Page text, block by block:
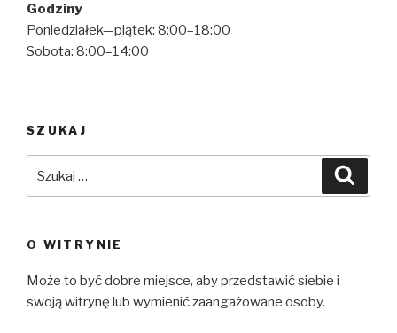
Godziny
Poniedziałek—piątek: 8:00–18:00
Sobota: 8:00–14:00
SZUKAJ
O WITRYNIE
Może to być dobre miejsce, aby przedstawić siebie i
swoją witrynę lub wymienić zaangażowane osoby.